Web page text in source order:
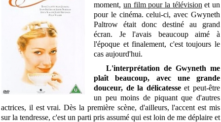
moment, un film pour la télévisionet un
pour le cinéma. celui-ci, avec Gwyneth
Paltrow était donc destiné au grand
écran. Je l'avais beaucoup aimé à
l'époque et finalement, c'est toujours le
cas aujourd'hui.
L'interprétation de Gwyneth me
plaît beaucoup, avec une grande
douceur, de la délicatesseet peut-être
un peu moins de piquant que d'autres
actrices, il est vrai. Dès la première scène, d'ailleurs, l'accent est mis
sur la tendresse, c'est un parti pris assumé qui est loin de me déplaire et